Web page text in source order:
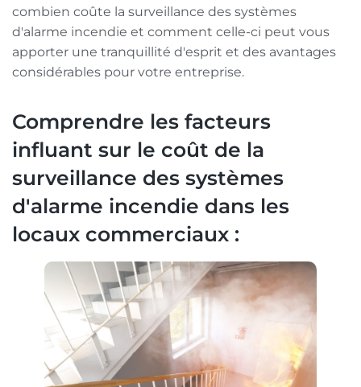
combien coûte la surveillance des systèmes
d'alarme incendie et comment celle-ci peut vous
apporter une tranquillité d'esprit et des avantages
considérables pour votre entreprise.
Comprendre les facteurs
influant sur le coût de la
surveillance des systèmes
d'alarme incendie dans les
locaux commerciaux :